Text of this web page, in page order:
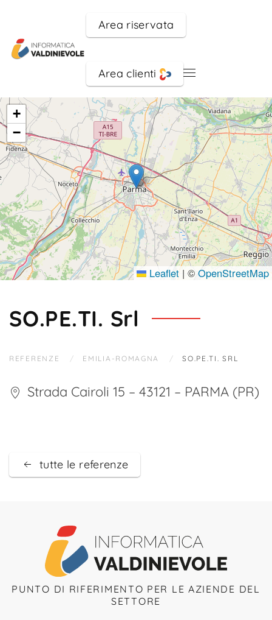
Skip to main contentArea riservata
Area clienti
+
−
Leaflet | © OpenStreetMap
SO.PE.TI. Srl
REFERENZE EMILIA-ROMAGNA SO.PE.TI. SRL
Strada Cairoli 15 – 43121 – PARMA (PR)
tutte le referenze
PUNTO DI RIFERIMENTO PER LE AZIENDE DEL
SETTORE